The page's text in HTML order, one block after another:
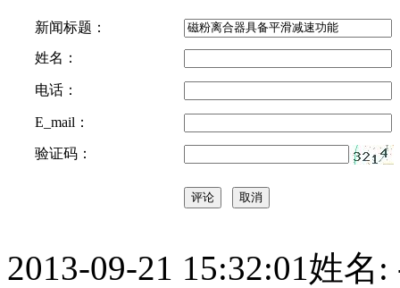
新闻标题：
姓名：
电话：
E_mail：
验证码：
2013-09-21 15:32:01姓名: